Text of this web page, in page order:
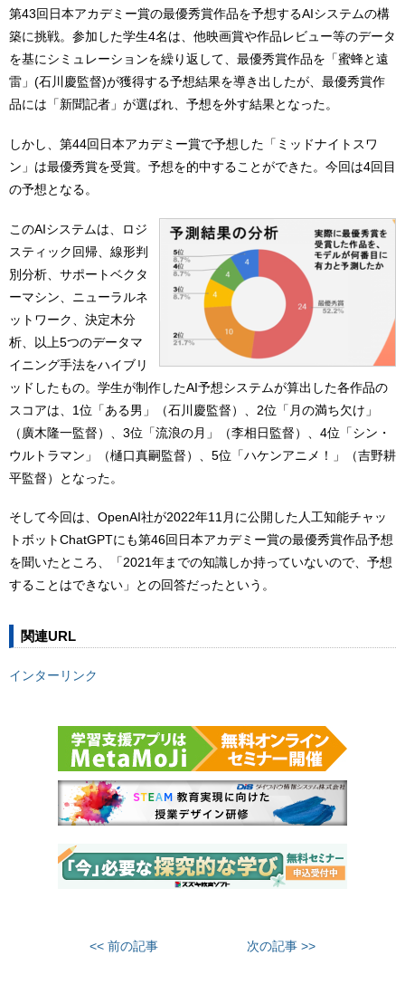
第43回日本アカデミー賞の最優秀賞作品を予想するAIシステムの構
築に挑戦。参加した学生4名は、他映画賞や作品レビュー等のデータ
を基にシミュレーションを繰り返して、最優秀賞作品を「蜜蜂と遠
雷」(石川慶監督)が獲得する予想結果を導き出したが、最優秀賞作
品には「新聞記者」が選ばれ、予想を外す結果となった。
しかし、第44回日本アカデミー賞で予想した「ミッドナイトスワ
ン」は最優秀賞を受賞。予想を的中することができた。今回は4回目
の予想となる。
このAIシステムは、ロジ
スティック回帰、線形判
別分析、サポートベクタ
ーマシン、ニューラルネ
ットワーク、決定木分
析、以上5つのデータマ
イニング手法をハイブリ
ッドしたもの。学生が制作したAI予想システムが算出した各作品の
スコアは、1位「ある男」（石川慶監督）、2位「月の満ち欠け」
（廣木隆一監督）、3位「流浪の月」（李相日監督）、4位「シン・
ウルトラマン」（樋口真嗣監督）、5位「ハケンアニメ！」（吉野耕
平監督）となった。
そして今回は、OpenAI社が2022年11月に公開した人工知能チャッ
トボットChatGPTにも第46回日本アカデミー賞の最優秀賞作品予想
を聞いたところ、「2021年までの知識しか持っていないので、予想
することはできない」との回答だったという。
関連URL
インターリンク
<< 前の記事 次の記事 >>